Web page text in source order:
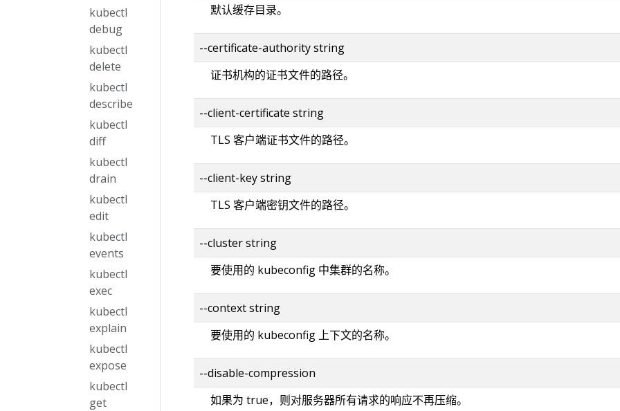
kubectl
debug
kubectl
delete
kubectl
describe
kubectl
diff
kubectl
drain
kubectl
edit
kubectl
events
kubectl
exec
kubectl
explain
kubectl
expose
kubectl
get
默认缓存目录。
--certificate-authority string
证书机构的证书文件的路径。
--client-certificate string
TLS 客户端证书文件的路径。
--client-key string
TLS 客户端密钥文件的路径。
--cluster string
要使用的 kubeconfig 中集群的名称。
--context string
要使用的 kubeconfig 上下文的名称。
--disable-compression
如果为 true，则对服务器所有请求的响应不再压缩。